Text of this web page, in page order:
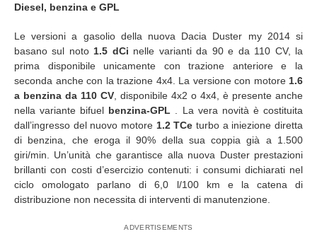
Diesel, benzina e GPL
Le versioni a gasolio della nuova Dacia Duster my 2014 si
basano sul noto 1.5 dCi nelle varianti da 90 e da 110 CV, la
prima disponibile unicamente con trazione anteriore e la
seconda anche con la trazione 4x4. La versione con motore 1.6
a benzina da 110 CV , disponibile 4x2 o 4x4, è presente anche
nella variante bifuel benzina-GPL . La vera novità è costituita
dall’ingresso del nuovo motore 1.2 TCe turbo a iniezione diretta
di benzina, che eroga il 90% della sua coppia già a 1.500
giri/min. Un’unità che garantisce alla nuova Duster prestazioni
brillanti con costi d’esercizio contenuti: i consumi dichiarati nel
ciclo omologato parlano di 6,0 l/100 km e la catena di
distribuzione non necessita di interventi di manutenzione.